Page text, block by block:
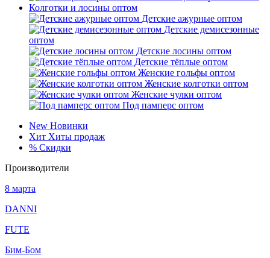
Колготки и лосины оптом
Детские ажурные оптом
Детские демисезонные
оптом
Детские лосины оптом
Детские тёплые оптом
Женские гольфы оптом
Женские колготки оптом
Женские чулки оптом
Под памперс оптом
New Новинки
Хит Хиты продаж
% Скидки
Производители
8 марта
DANNI
FUTE
Бим-Бом